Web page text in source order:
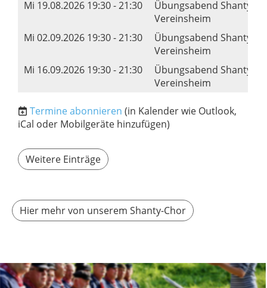
Mi 19.08.2026 19:30 - 21:30
Übungsabend Shanty-
Vereinsheim
Mi 02.09.2026 19:30 - 21:30
Übungsabend Shanty-
Vereinsheim
Mi 16.09.2026 19:30 - 21:30
Übungsabend Shanty-
Vereinsheim
Termine abonnieren (in Kalender wie Outlook,
iCal oder Mobilgeräte hinzufügen)
Weitere Einträge
Hier mehr von unserem Shanty-Chor